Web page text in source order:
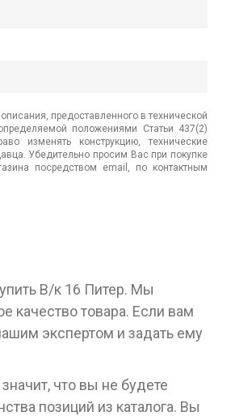
предоставленного в технической
положениями Статьи 437(2)
изменять конструкцию, технические
Убедительно просим Вас при покупке
посредством email, по контактным
В/к 16 Питер. Мы
качество товара. Если вам
экспертом и задать ему
что вы не будете
позиций из каталога. Вы